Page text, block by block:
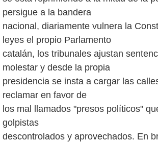
persigue a la bandera
nacional, diariamente vulnera la
leyes el propio Parlamento
catalán, los tribunales ajustan
molestar y desde la propia
presidencia se insta a cargar las
reclamar en favor de
los mal llamados "presos políticos"
golpistas
descontrolados y aprovechados. En